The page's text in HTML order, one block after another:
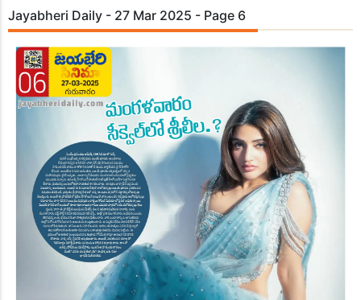
Jayabheri Daily - 27 Mar 2025 - Page 6